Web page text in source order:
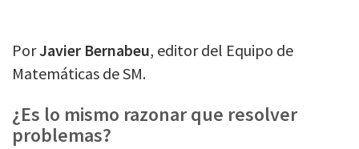
PorJavier Bernabeu, editor del Equipo de
Matemáticas de SM.
¿Es lo mismo razonar que resolver
problemas?